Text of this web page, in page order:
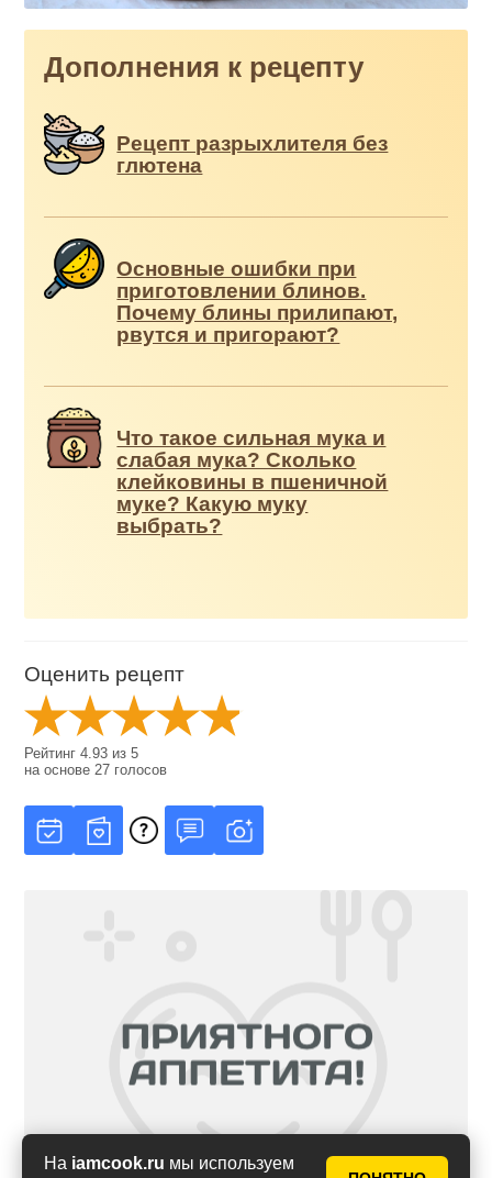
На iamcook.ru мы используем
Дополнения к рецепту
Рецепт разрыхлителя без
глютена
Основные ошибки при
приготовлении блинов.
Почему блины прилипают,
рвутся и пригорают?
Что такое сильная мука и
слабая мука? Сколько
клейковины в пшеничной
муке? Какую муку
выбрать?
Оценить рецепт
Рейтинг4.93 из5
на основе 27 голосов